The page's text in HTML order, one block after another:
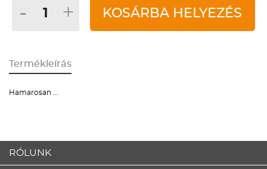
- + KOSÁRBA HELYEZÉS
Termékleírás
Hamarosan ...
RÓLUNK